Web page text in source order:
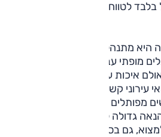
מתנהלת בכביש המפותל, ואולי
3 כיול מתלים מופתי עבור הנהג הספורטיבי.
איכות עבודת המתלים טובה ולכן
עירוני קשוח. מנגד, המתלים הטובים
בכבישים מפותלים עם התנהגות כביש טובה,
גדולה לנהג. ההנעה האחורית
גם בסגמנט הזה.